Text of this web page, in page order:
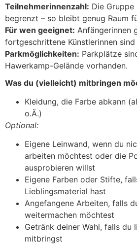
Teilnehmerinnenzahl: Die
begrenzt – so bleibt genug Raum
Für wen geeignet: Anfängerinnen
fortgeschrittene Künstlerinnen
Parkmöglichkeiten: Parkplätze
Hawerkamp-Gelände vorhanden.
Was du (vielleicht) mitbringen
Kleidung, die Farbe abkann
o.Ä.)
Optional:
Eigene Leinwand, wenn du
arbeiten möchtest oder die
ausprobieren willst
Eigene Farben oder Stifte,
Lieblingsmaterial hast
Angefangene Arbeiten, falls
weitermachen möchtest
Getränk deiner Wahl, falls du
mitbringst